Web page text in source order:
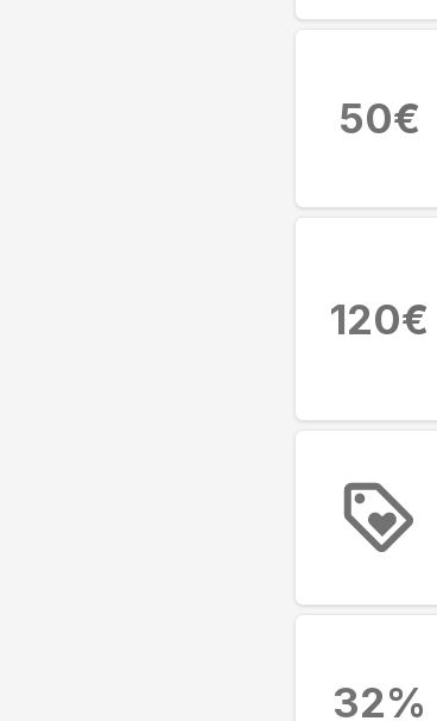
50€
120€
32%